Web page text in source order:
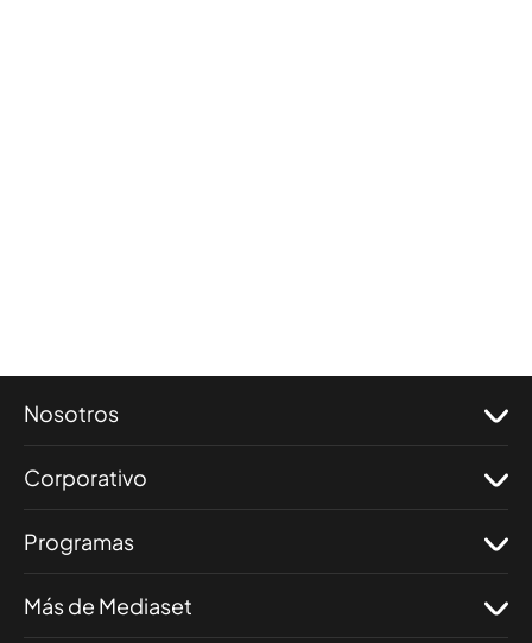
Nosotros
Corporativo
Programas
Más de Mediaset